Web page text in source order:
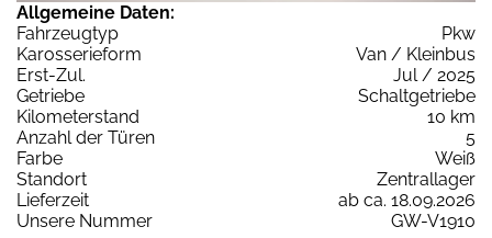
Allgemeine Daten:
Fahrzeugtyp
Pkw
Karosserieform
Van / Kleinbus
Erst-Zul.
Jul / 2025
Getriebe
Schaltgetriebe
Kilometerstand
10 km
Anzahl der Türen
5
Farbe
Weiß
Standort
Zentrallager
Lieferzeit
ab ca. 18.09.2026
Unsere Nummer
GW-V1910